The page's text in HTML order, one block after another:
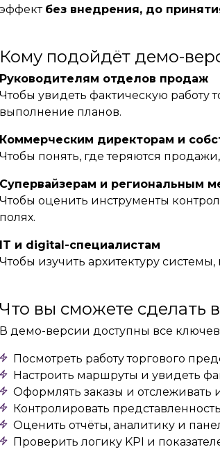
эффект без внедрения, до
Кому подойдёт демо-
Руководителям отделов продаж
Чтобы увидеть фактическую работу
выполнение планов.
Коммерческим директорам и
Чтобы понять, где теряются
Супервайзерам и региональным
Чтобы оценить инструменты
полях.
IT и digital-специалистам
Чтобы изучить архитектуру
Что вы сможете сделать
В демо-версии доступны все
Посмотреть работу торгового
Настроить маршруты и увидеть
Оформлять заказы и отслеживать
Контролировать
Оценить отчёты, аналитику и
Проверить логику KPI и